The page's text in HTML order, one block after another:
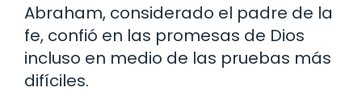
Abraham, considerado el padre de la
fe, confió en las promesas de Dios
incluso en medio de las pruebas más
difíciles.